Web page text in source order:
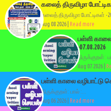
கலைத் திருவிழா
கலைத் திருவிழா போட்டிகள் -
Aug 08 2026 |
Read more
பள்ளி
-07.08.2026
திருக்குறள்:
Aug 07 2026 |
பள்ளி காலை வழிபாட்டு
திருக்குறள்: பால் :...
Aug 06 2026 | Read more